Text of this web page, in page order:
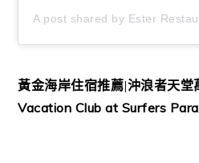
A post shared by Ester
黃金海岸住宿推薦|沖浪者天
Vacation Club at Surfers